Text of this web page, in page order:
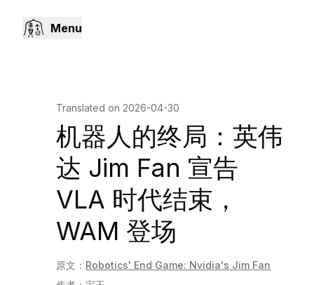
Menu
Translated on 2026-04-30
机器人的终局：英伟
达 Jim Fan 宣告
VLA 时代结束，
WAM 登场
原文： Robotics' End Game: Nvidia's Jim Fan